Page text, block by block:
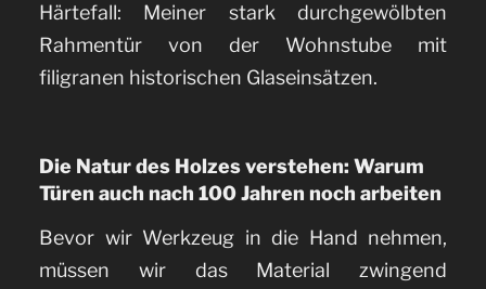
Härtefall: Meiner stark durchgewölbten
Rahmentür von der Wohnstube mit
filigranen historischen Glaseinsätzen.
Die Natur des Holzes verstehen: Warum
Türen auch nach 100 Jahren noch arbeiten
Bevor wir Werkzeug in die Hand nehmen,
müssen wir das Material zwingend